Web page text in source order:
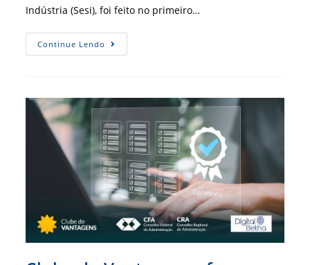
Indústria (Sesi), foi feito no primeiro…
Continue Lendo Adeus,
Sedentarismo:
Parceria
Com
A
Total
Pass